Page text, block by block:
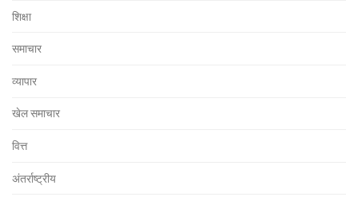
शिक्षा
समाचार
व्यापार
खेल समाचार
वित्त
अंतर्राष्ट्रीय